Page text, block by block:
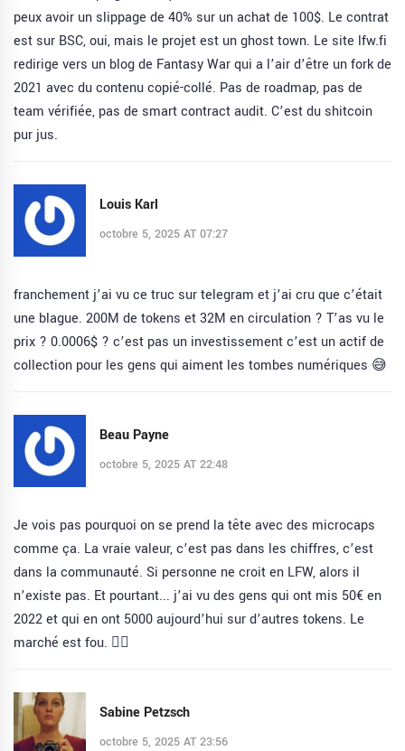
peux avoir un slippage de 40% sur un achat de 100$. Le contrat
est sur BSC, oui, mais le projet est un ghost town. Le site lfw.fi
redirige vers un blog de Fantasy War qui a l’air d’être un fork de
2021 avec du contenu copié-collé. Pas de roadmap, pas de
team vérifiée, pas de smart contract audit. C’est du shitcoin
pur jus.
Louis Karl
octobre 5, 2025 AT 07:27
franchement j’ai vu ce truc sur telegram et j’ai cru que c’était
une blague. 200M de tokens et 32M en circulation ? T’as vu le
prix ? 0.0006$ ? c’est pas un investissement c’est un actif de
collection pour les gens qui aiment les tombes numériques 😅
Beau Payne
octobre 5, 2025 AT 22:48
Je vois pas pourquoi on se prend la tête avec des microcaps
comme ça. La vraie valeur, c’est pas dans les chiffres, c’est
dans la communauté. Si personne ne croit en LFW, alors il
n’existe pas. Et pourtant... j’ai vu des gens qui ont mis 50€ en
2022 et qui en ont 5000 aujourd’hui sur d’autres tokens. Le
marché est fou. 🤷‍♂️
Sabine Petzsch
octobre 5, 2025 AT 23:56